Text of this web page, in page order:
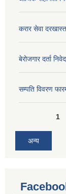
करार सेवा
बेरोजगार दर्ता
सम्पति विवरण
Pages1
अन्य